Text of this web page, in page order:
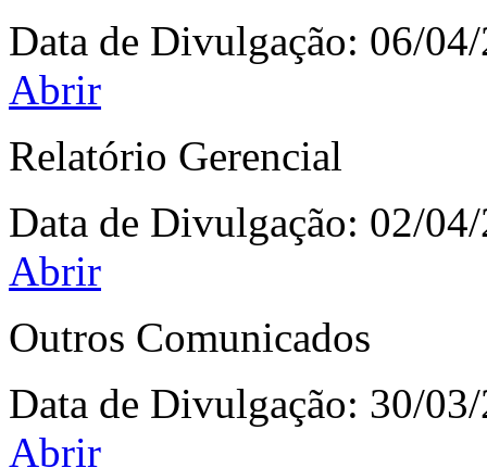
Data de Divulgação: 06/
Abrir
Relatório Gerencial
Data de Divulgação: 02/
Abrir
Outros Comunicados
Data de Divulgação: 30/
Abrir